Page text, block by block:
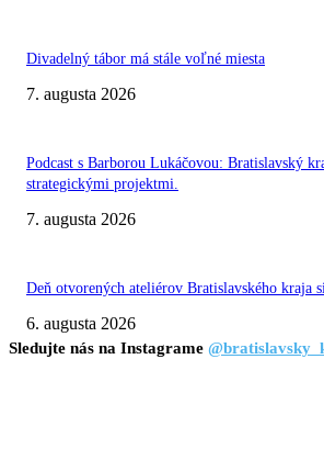
Divadelný tábor má stále voľné miesta
7. augusta 2026
Podcast s Barborou Lukáčovou: Bratislavský
strategickými projektmi.
7. augusta 2026
Deň otvorených ateliérov Bratislavského kraja
6. augusta 2026
Sledujte nás na Instagrame